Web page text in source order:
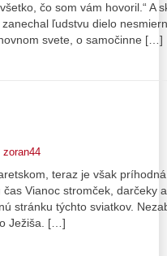
čo som vám hovoril.“ A
ľudstvu dielo
svete, o samočinne […]
zoran44
teraz je však
Vianoc stromček, darčeky
stránku týchto sviatkov.
Ježiša. […]